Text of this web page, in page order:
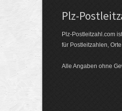
Plz-
Plz-Postleitzahl.com
für Postleitzahlen,
Alle Angaben ohne